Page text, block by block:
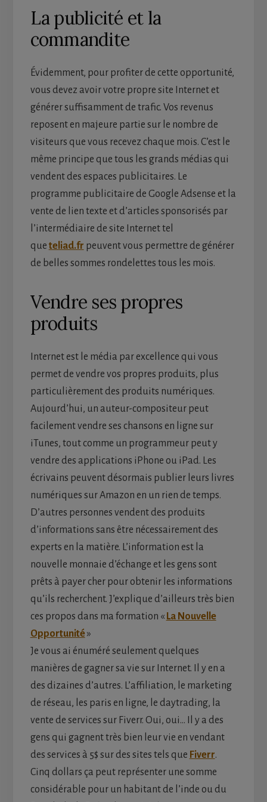
La publicité et la
commandite
Évidemment, pour profiter de cette opportunité,
vous devez avoir votre propre site Internet et
générer suffisamment de trafic. Vos revenus
reposent en majeure partie sur le nombre de
visiteurs que vous recevez chaque mois. C’est le
même principe que tous les grands médias qui
vendent des espaces publicitaires. Le
programme publicitaire de Google Adsense et la
vente de lien texte et d’articles sponsorisés par
l’intermédiaire de site Internet tel
que teliad.fr peuvent vous permettre de générer
de belles sommes rondelettes tous les mois.
Vendre ses propres
produits
Internet est le média par excellence qui vous
permet de vendre vos propres produits, plus
particulièrement des produits numériques.
Aujourd’hui, un auteur-compositeur peut
facilement vendre ses chansons en ligne sur
iTunes, tout comme un programmeur peut y
vendre des applications iPhone ou iPad. Les
écrivains peuvent désormais publier leurs livres
numériques sur Amazon en un rien de temps.
D’autres personnes vendent des produits
d’informations sans être nécessairement des
experts en la matière. L’information est la
nouvelle monnaie d’échange et les gens sont
prêts à payer cher pour obtenir les informations
qu’ils recherchent. J’explique d’ailleurs très bien
ces propos dans ma formation « La Nouvelle
Opportunité»
Je vous ai énuméré seulement quelques
manières de gagner sa vie sur Internet. Il y en a
des dizaines d’autres. L’affiliation, le marketing
de réseau, les paris en ligne, le daytrading, la
vente de services sur Fiverr. Oui, oui… Il y a des
gens qui gagnent très bien leur vie en vendant
des services à 5$ sur des sites tels que Fiverr.
Cinq dollars ça peut représenter une somme
considérable pour un habitant de l’inde ou du